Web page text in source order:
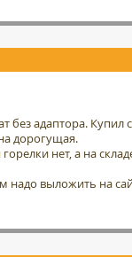
без адаптора.
дорогущая.
нет, а на
надо выложить на